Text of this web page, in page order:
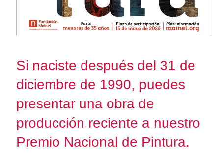
Si naciste después del 31 de
diciembre de 1990, puedes
presentar una obra de
producción reciente a nuestro
Premio Nacional de Pintura.